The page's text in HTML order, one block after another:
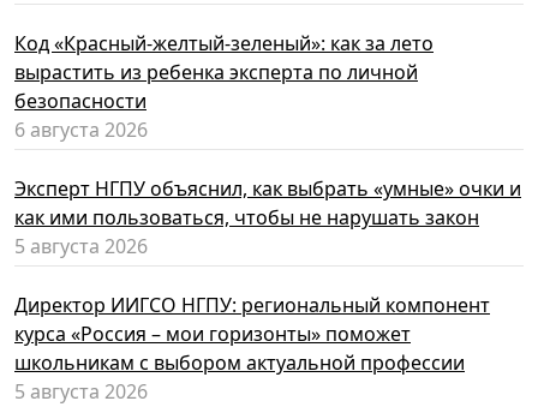
Код «Красный-желтый-зеленый»: как за лето
вырастить из ребенка эксперта по личной
безопасности
6 августа 2026
Эксперт НГПУ объяснил, как выбрать «умные» очки и
как ими пользоваться, чтобы не нарушать закон
5 августа 2026
Директор ИИГСО НГПУ: региональный компонент
курса «Россия – мои горизонты» поможет
школьникам с выбором актуальной профессии
5 августа 2026